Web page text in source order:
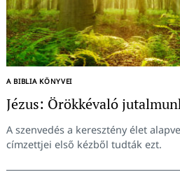
A BIBLIA KÖNYVEI
Jézus: Örökkévaló
A szenvedés a keresztény élet
címzettjei első kézből tudták ezt.